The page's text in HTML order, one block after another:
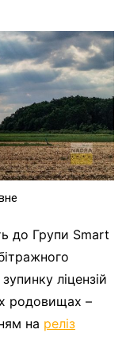
до Групи Smart
ліцензій
родовищах –
на реліз